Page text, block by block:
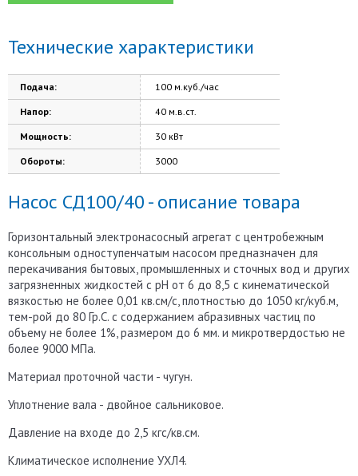
Технические характеристики
Подача: 100 м.куб./час
Напор: 40 м.в.ст.
Мощность: 30 кВт
Обороты: 3000
Насос СД100/40 - описание товара
Горизонтальный электронасосный агрегат с центробежным
консольным одноступенчатым насосом предназначен для
перекачивания бытовых, промышленных и сточных вод и других
загрязненных жидкостей с рН от 6 до 8,5 с кинематической
вязкостью не более 0,01 кв.см/с, плотностью до 1050 кг/куб.м,
тем-рой до 80 Гр.С. с содержанием абразивных частиц по
объему не более 1%, размером до 6 мм. и микротвердостью не
более 9000 МПа.
Материал проточной части - чугун.
Уплотнение вала - двойное сальниковое.
Давление на входе до 2,5 кгс/кв.см.
Климатическое исполнение УХЛ4.